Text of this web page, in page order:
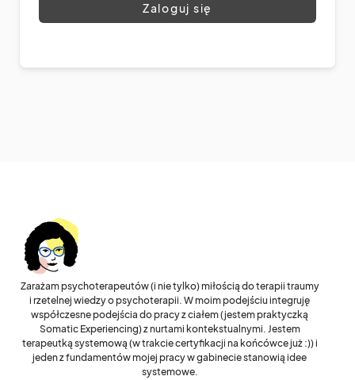
Zaloguj się
Zarażam psychoterapeutów (i nie tylko) miłością do terapii traumy
i rzetelnej wiedzy o psychoterapii. W moim podejściu integruję
współczesne podejścia do pracy z ciałem (jestem praktyczką
Somatic Experiencing) z nurtami kontekstualnymi. Jestem
terapeutką systemową (w trakcie certyfikacji na końcówce już :)) i
jeden z fundamentów mojej pracy w gabinecie stanowią idee
systemowe.